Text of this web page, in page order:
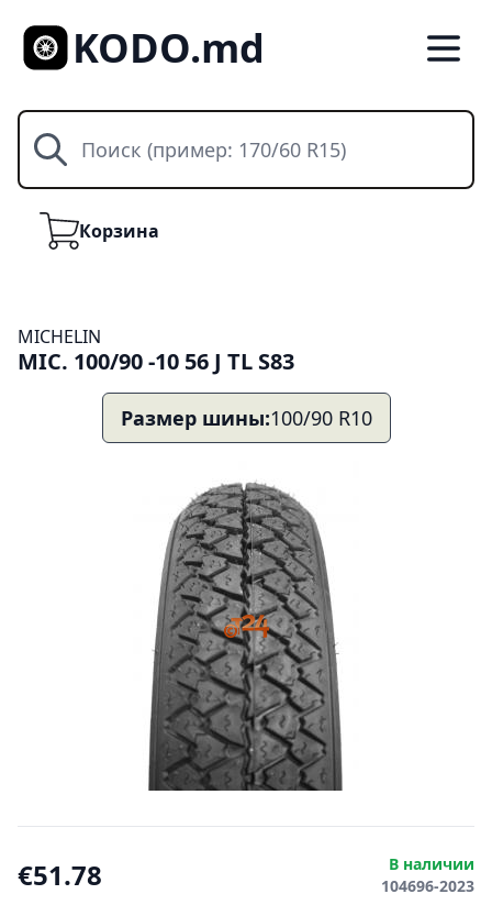
KODO.md
Поиск
КорзинаКорзина
MICHELIN
MIC. 100/90 -10 56 J TL S83
Размер шины:100/90 R10
€51.78
В наличии
104696-2023